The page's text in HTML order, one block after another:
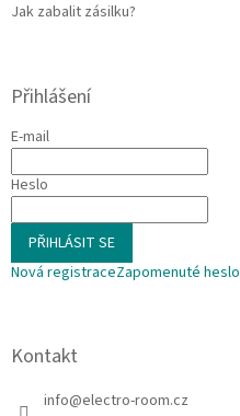
Jak zabalit zásilku?
Přihlášení
E-mail
Heslo
PŘIHLÁSIT SE
Nová registraceZapomenuté heslo
Kontakt
info@electro-room.cz